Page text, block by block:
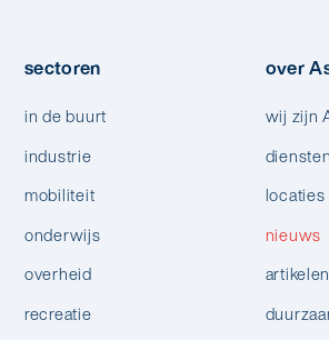
sectoren
in de buurt
industrie
mobiliteit
onderwijs
overheid
recreatie
over
wij zijn
diensten
locaties
nieuws
artikelen